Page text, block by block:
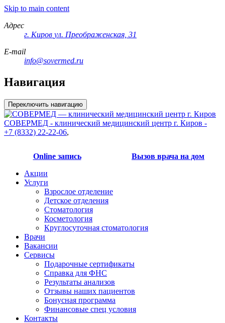
Skip to main content
Адрес
г. Киров ул. Преображенская, 31
E-mail
info@sovermed.ru
Навигация
Переключить навигацию
СОВЕРМЕД - клинический медицинский центр г. Киров -
+7 (8332) 22-22-06,
Online запись
Вызов врача на дом
Акции
Услуги
Взрослое отделение
Детское отделения
Стоматология
Косметология
Круглосуточная стоматология
Врачи
Вакансии
Сервисы
Подарочные сертификаты
Справка для ФНС
Результаты анализов
Отзывы наших пациентов
Бонусная программа
Финансовые спец условия
Контакты